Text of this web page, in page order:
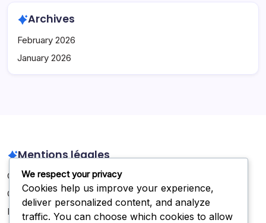
Archives
February 2026
January 2026
Mentions légales
Contactez-nous
Qui nous sommes
Politique de cookies
We respect your privacy
Cookies help us improve your experience,
deliver personalized content, and analyze
traffic. You can choose which cookies to allow